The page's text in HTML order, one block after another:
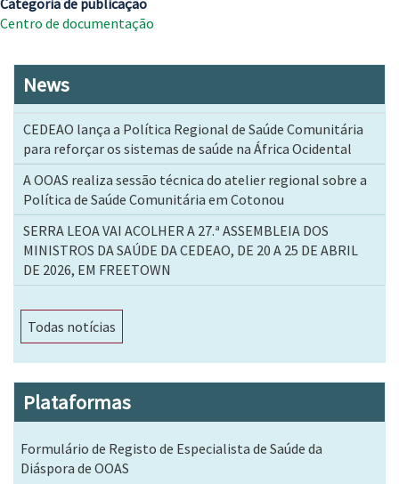
Centro de documentação
News
CEDEAO lança a Política Regional de Saúde Comunitária
para reforçar os sistemas de saúde na África Ocidental
A OOAS realiza sessão técnica do atelier regional sobre a
Política de Saúde Comunitária em Cotonou
SERRA LEOA VAI ACOLHER A 27.ª ASSEMBLEIA DOS
MINISTROS DA SAÚDE DA CEDEAO, DE 20 A 25 DE ABRIL
DE 2026, EM FREETOWN
Todas notícias
Plataformas
Formulário de Registo de Especialista de Saúde da
Diáspora de OOAS